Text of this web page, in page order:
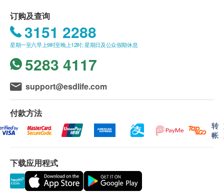
产品特点:
超滤膜过滤
肠杆菌及金黄葡萄球菌确保出水口干净卫生
即时加热及冷却系统
使用NSF认证滤芯，饮用更安心
专门店地址:
- 沙田 Homesquare 3楼340铺
- 将军澳新都城中心二期商场2楼2082号铺
- 湾仔骆克道168号地下
- 荃湾广场5楼532A铺
- 钻石山荷里活广场3楼370铺
- 大角咀奥海城2期UG05D铺
如顾客购物额不足港币$1,000元而需送货服务，顾
客需缴付送货费(到付)。
我们将于确定订单后7 -10 个工作天内安排发货。
新界地区, 不包括禁区。
所有邮寄项目不可指定收货日期和时间。
送货服务仅限于香港地区。不接受邮政信箱地址.
订购及查询
3151 2288
星期一至六早上9时至晚上12时; 星期日及公众假期休息
5283 4117
support@esdlife.com
付款方法
转
帐
下载应用程式